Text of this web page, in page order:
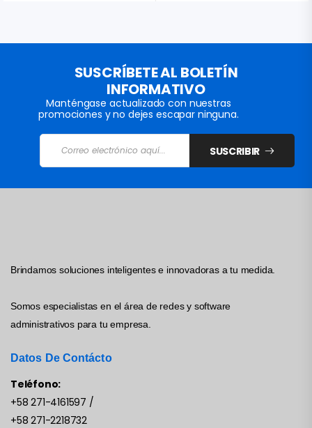
SUSCRÍBETE AL BOLETÍN
INFORMATIVO
Manténgase actualizado con nuestras
promociones y no dejes escapar ninguna.
SUSCRIBIR
Brindamos soluciones inteligentes e innovadoras a tu medida.
Somos especialistas en el área de redes y software
administrativos para tu empresa.
Datos De Contácto
Teléfono:
+58 271-4161597 /
+58 271-2218732